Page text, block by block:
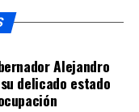
Alejandro
delicado estado